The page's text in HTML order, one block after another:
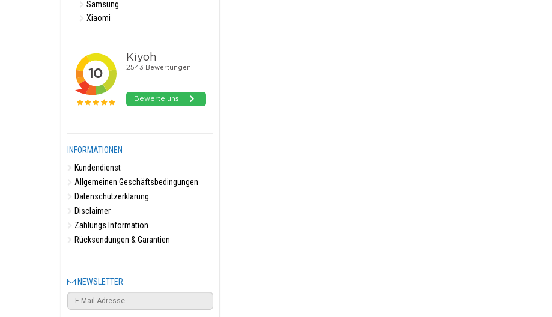
Samsung
Xiaomi
INFORMATIONEN
Kundendienst
Allgemeinen Geschäftsbedingungen
Datenschutzerklärung
Disclaimer
Zahlungs Information
Rücksendungen & Garantien
NEWSLETTER